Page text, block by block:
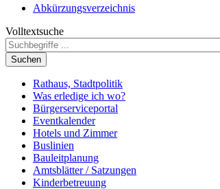
Abkürzungsverzeichnis
Volltextsuche
Suchen
Rathaus, Stadtpolitik
Was erledige ich wo?
Bürgerserviceportal
Eventkalender
Hotels und Zimmer
Buslinien
Bauleitplanung
Amtsblätter / Satzungen
Kinderbetreuung